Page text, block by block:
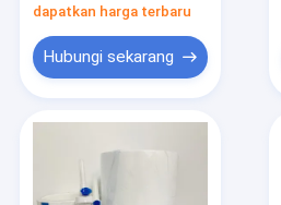
dapatkan harga terbaru
Hubungi sekarang